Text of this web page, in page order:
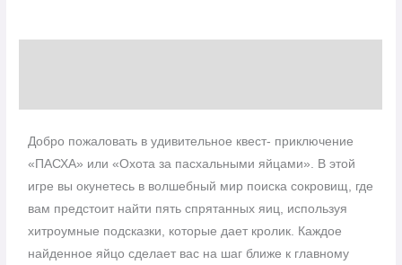
Добро пожаловать в удивительное квест- приключение
«ПАСХА» или «Охота за пасхальными яйцами». В этой
игре вы окунетесь в волшебный мир поиска сокровищ, где
вам предстоит найти пять спрятанных яиц, используя
хитроумные подсказки, которые дает кролик. Каждое
найденное яйцо сделает вас на шаг ближе к главному